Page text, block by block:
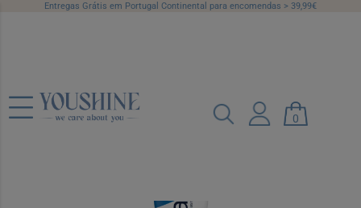
Entregas Grátis em Portugal Continental para encomendas > 39,99€
0
CeraVe Creme Reparador Contorno
Olhos 14g